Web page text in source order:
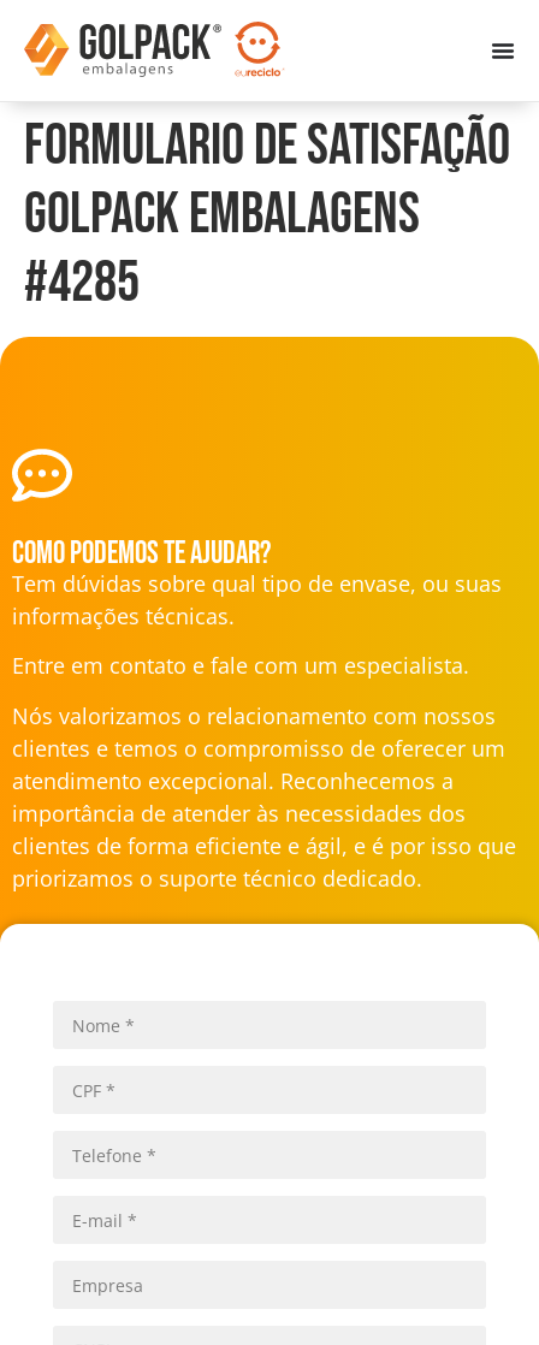
Formulario de Satisfação
Golpack Embalagens
#4285
Como podemos te ajudar?
Tem dúvidas sobre qual tipo de envase, ou suas
informações técnicas.
Entre em contato e fale com um especialista.
Nós valorizamos o relacionamento com nossos
clientes e temos o compromisso de oferecer um
atendimento excepcional. Reconhecemos a
importância de atender às necessidades dos
clientes de forma eficiente e ágil, e é por isso que
priorizamos o suporte técnico dedicado.